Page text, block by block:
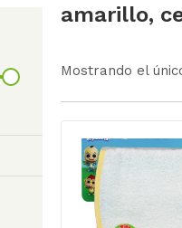
amarillo,
Mostrando el